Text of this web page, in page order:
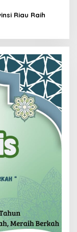
Riau Raih